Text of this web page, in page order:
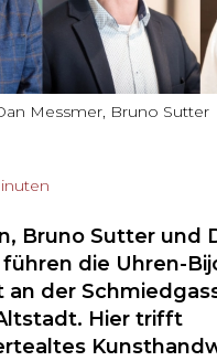
Messmer, Bruno Sutter
Bruno Sutter und
die Uhren-
an der
Hier trifft